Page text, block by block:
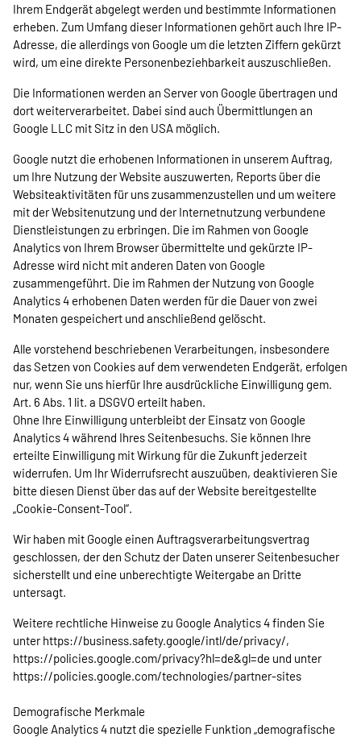
Ihrem Endgerät abgelegt werden und bestimmte Informationen
erheben. Zum Umfang dieser Informationen gehört auch Ihre IP-
Adresse, die allerdings von Google um die letzten Ziffern gekürzt
wird, um eine direkte Personenbeziehbarkeit auszuschließen.
Die Informationen werden an Server von Google übertragen und
dort weiterverarbeitet. Dabei sind auch Übermittlungen an
Google LLC mit Sitz in den USA möglich.
Google nutzt die erhobenen Informationen in unserem Auftrag,
um Ihre Nutzung der Website auszuwerten, Reports über die
Websiteaktivitäten für uns zusammenzustellen und um weitere
mit der Websitenutzung und der Internetnutzung verbundene
Dienstleistungen zu erbringen. Die im Rahmen von Google
Analytics von Ihrem Browser übermittelte und gekürzte IP-
Adresse wird nicht mit anderen Daten von Google
zusammengeführt. Die im Rahmen der Nutzung von Google
Analytics 4 erhobenen Daten werden für die Dauer von zwei
Monaten gespeichert und anschließend gelöscht.
Alle vorstehend beschriebenen Verarbeitungen, insbesondere
das Setzen von Cookies auf dem verwendeten Endgerät, erfolgen
nur, wenn Sie uns hierfür Ihre ausdrückliche Einwilligung gem.
Art. 6 Abs. 1 lit. a DSGVO erteilt haben.
Ohne Ihre Einwilligung unterbleibt der Einsatz von Google
Analytics 4 während Ihres Seitenbesuchs. Sie können Ihre
erteilte Einwilligung mit Wirkung für die Zukunft jederzeit
widerrufen. Um Ihr Widerrufsrecht auszuüben, deaktivieren Sie
bitte diesen Dienst über das auf der Website bereitgestellte
„Cookie-Consent-Tool“.
Wir haben mit Google einen Auftragsverarbeitungsvertrag
geschlossen, der den Schutz der Daten unserer Seitenbesucher
sicherstellt und eine unberechtigte Weitergabe an Dritte
untersagt.
Weitere rechtliche Hinweise zu Google Analytics 4 finden Sie
unterhttps://business.safety.google/intl/de/privacy/,
https://policies.google.com/privacy?hl=de&gl=de und unter
https://policies.google.com/technologies/partner-sites
Demografische Merkmale
Google Analytics 4 nutzt die spezielle Funktion „demografische